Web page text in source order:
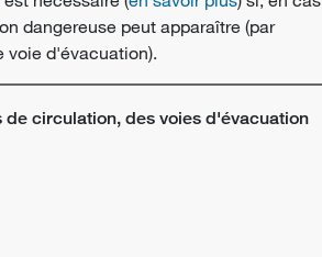
dangereuse peut apparaître (par
voie d'évacuation).
circulation, des voies d'évacuation